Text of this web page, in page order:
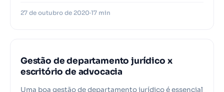
27 de outubro de 2020 17 min
Gestão de departamento jurídico x
escritório de advocacia
Uma boa gestão de departamento jurídico é essencial